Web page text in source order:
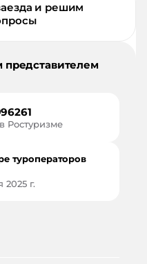
и решим
Ростуризме
туроператоров
2025 г.